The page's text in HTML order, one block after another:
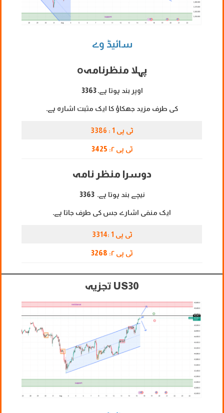
سائیڈ وے
پہلا منظرنامہo
اوپر بند ہوتا ہے۔3363
کی طرف مزید جھکاؤ کا ایک مثبت اشارہ ہے۔
ٹی پی 1 : 3386
ٹی پی ۲: 3425
دوسرا منظر نامہ
نیچے بند ہوتا ہے۔3363
ایک منفی اشارے جس کی طرف جاتا ہے۔
ٹی پی 1 :3314
ٹی پی ۲: 3268
US30 تجزیہ